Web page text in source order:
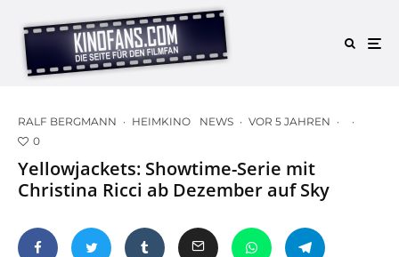
RALF BERGMANN · HEIMKINO NEWS · VOR 5 JAHREN ·
·
0
Yellowjackets: Showtime-Serie mit
Christina Ricci ab Dezember auf Sky